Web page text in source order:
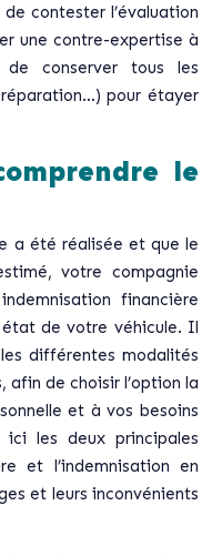
contester l’évaluation
une contre-expertise à
conserver tous les
pour étayer
le
a été réalisée et que le
votre compagnie
financière
de votre véhicule. Il
différentes modalités
afin de choisir l’option la
et à vos besoins
ici les deux principales
et l’indemnisation en
et leurs inconvénients